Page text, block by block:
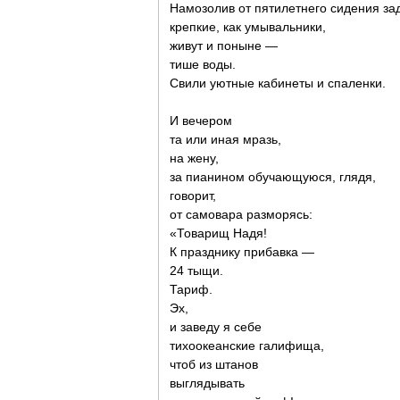
Намозолив от пятилетнего сидения
крепкие, как умывальники,
живут и поныне —
тише воды.
Свили уютные кабинеты и спаленки.
И вечером
та или иная мразь,
на жену,
за пианином обучающуюся, глядя,
говорит,
от самовара разморясь:
«Товарищ Надя!
К празднику прибавка —
24 тыщи.
Тариф.
Эх,
и заведу я себе
тихоокеанские галифища,
чтоб из штанов
выглядывать